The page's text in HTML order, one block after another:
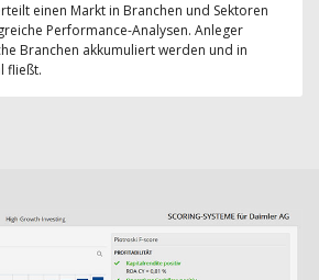
einen Markt in Branchen und Sektoren
Performance-Analysen. Anleger
Branchen akkumuliert werden und in
fließt.